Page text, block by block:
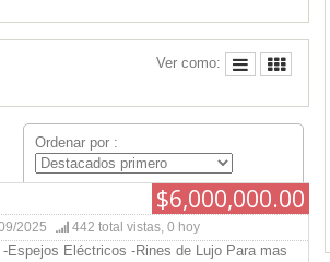
Ver como:
Ordenar por :
$6,000,000.00
2025 442 total vistas, 0 hoy
Eléctricos -Rines de Lujo Para mas